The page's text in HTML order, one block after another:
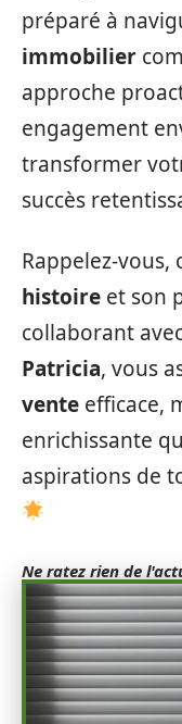
préparé à
immobilier
approche
engagement
transformer
succès
Rappelez-vous,
histoire et son
collaborant
Patricia, vous
vente efficace,
enrichissante
aspirations de
Ne ratez rien de